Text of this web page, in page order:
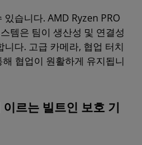
습니다. AMD Ryzen PRO
템은 팀이 생산성 및 연결성
다. 고급 카메라, 협업 터치
협업이 원활하게 유지됩니
르는 빌트인 보호 기